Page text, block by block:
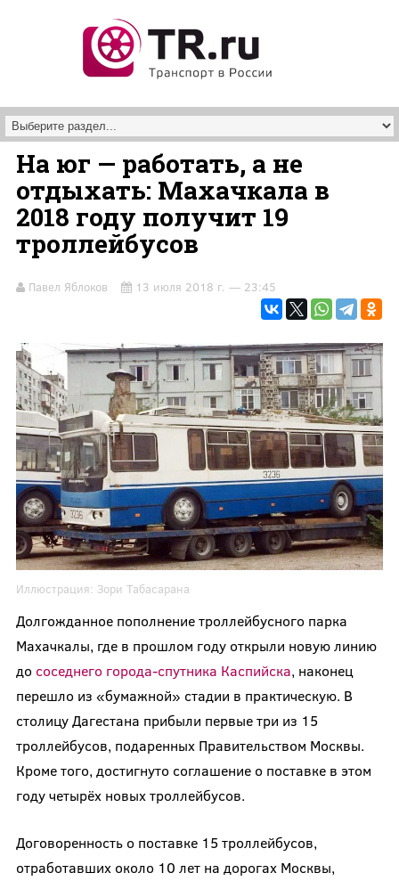
На юг — работать, а не
отдыхать: Махачкала в
2018 году получит 19
троллейбусов
Павел Яблоков 13 июля 2018 г. — 23:45
Иллюстрация: Зори Табасарана
Долгожданное пополнение троллейбусного парка
Махачкалы, где в прошлом году открыли новую линию
до соседнего города-спутника Каспийска, наконец
перешло из «бумажной» стадии в практическую. В
столицу Дагестана прибыли первые три из 15
троллейбусов, подаренных Правительством Москвы.
Кроме того, достигнуто соглашение о поставке в этом
году четырёх новых троллейбусов.
Договоренность о поставке 15 троллейбусов,
отработавших около 10 лет на дорогах Москвы,